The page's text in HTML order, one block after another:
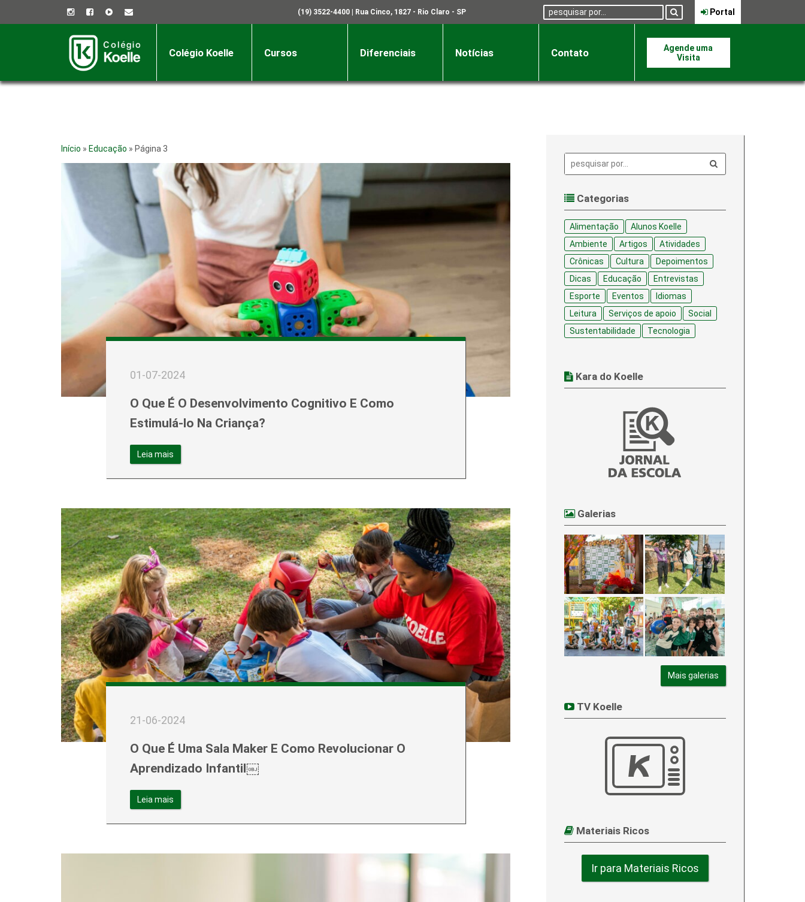
(19) 3522-4400 | Rua Cinco, 1827 - Rio Claro - SP Pesquisa: Portal
Colégio Koelle Cursos Diferenciais Notícias Contato
Agende uma
Visita
Início » Educação » Página 3
01-07-2024
O Que É O Desenvolvimento Cognitivo E Como
Estimulá-lo Na Criança?
Leia mais
21-06-2024
O Que É Uma Sala Maker E Como Revolucionar O
Aprendizado Infantil￼
Leia mais
Pesquisa:
Categorias
Alimentação
Alunos Koelle
Ambiente
Artigos
Atividades
Crônicas
Cultura
Depoimentos
Dicas
Educação
Entrevistas
Esporte
Eventos
Idiomas
Leitura
Serviços de apoio
Social
Sustentabilidade
Tecnologia
Kara do Koelle
Galerias
Mais galerias
TV Koelle
Materiais Ricos
Ir para Materiais Ricos